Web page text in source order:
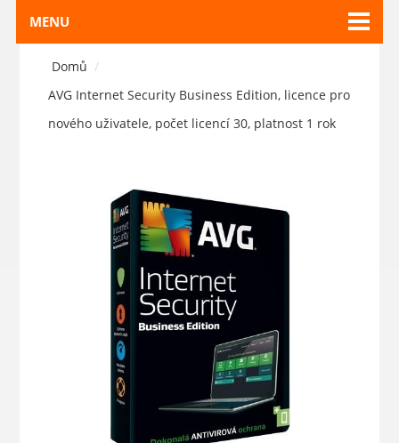
MENU
Domů /
AVG Internet Security Business Edition, licence pro
nového uživatele, počet licencí 30, platnost 1 rok